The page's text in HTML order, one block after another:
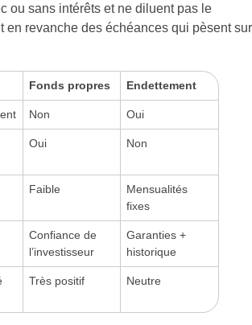
ou sans intérêts et ne diluent pas le
en revanche des échéances qui pèsent sur
Fonds propres Endettement
Non Oui
Oui Non
Faible
Mensualités
fixes
Confiance de
l’investisseur
Garanties +
historique
Très positif Neutre